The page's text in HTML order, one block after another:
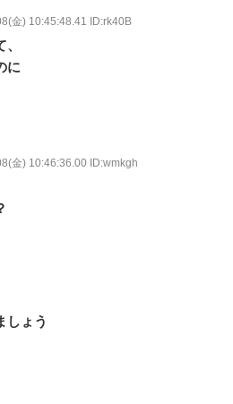
金) 10:45:48.41 ID:rk40B
に
金) 10:46:36.00 ID:wmkgh
しょう